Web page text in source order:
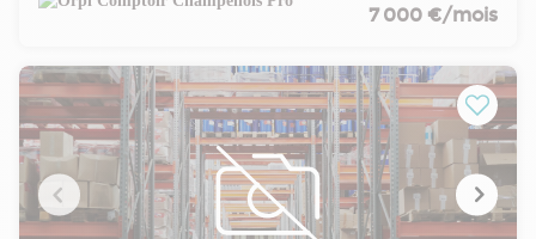
proche axe autoroutier.
- Durée : 3/6/9 ans
- Préavis : 6 mois
- Fiscalité : TVA
- Indice : ILAT
- Indexation : Annuelle, date prise effet
- Dépôt de garantie : 3 mois HT
- Loyers et charges : Trimestriels et d'avance
7 000 €/mois